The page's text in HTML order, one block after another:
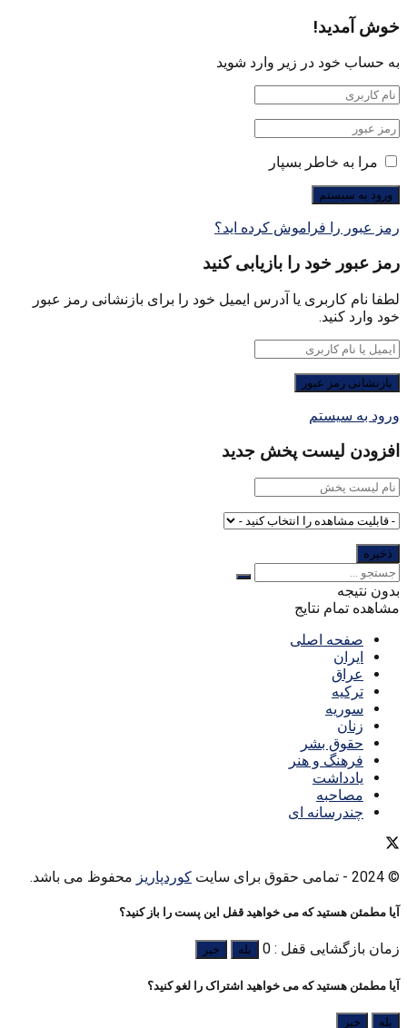
خوش آمدید!
به حساب خود در زیر وارد شوید
مرا به خاطر بسپار
رمز عبور را فراموش کرده اید؟
رمز عبور خود را بازیابی کنید
لطفا نام کاربری یا آدرس ایمیل خود را برای بازنشانی رمز عبور
خود وارد کنید.
ورود به سیستم
افزودن لیست پخش جدید
بدون نتیجه
مشاهده تمام نتایج
صفحه اصلی
ایران
عراق
ترکیه
سوریه
زنان
حقوق بشر
فرهنگ و هنر
یادداشت
مصاحبه
چندرسانه ای
© 2024 - تمامی حقوق برای سایت کوردپاریز محفوظ می باشد.
آیا مطمئن هستید که می خواهید قفل این پست را باز کنید؟
زمان بازگشایی قفل : 0 بله خیر
آیا مطمئن هستید که می خواهید اشتراک را لغو کنید؟
بله خیر